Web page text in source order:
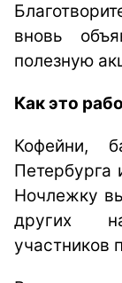
вновь
полезную
Как это
Кофейни,
Петербурга
Ночлежку
других
участников